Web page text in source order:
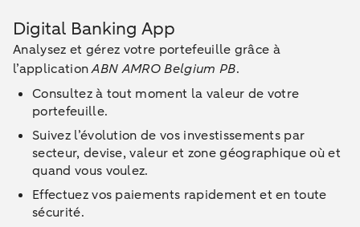
Digital Banking App
Analysez et gérez votre portefeuille grâce à
l’applicationABN AMRO Belgium PB.
Consultez à tout moment la valeur de votre
portefeuille.
Suivez l’évolution de vos investissements par
secteur, devise, valeur et zone géographique où et
quand vous voulez.
Effectuez vos paiements rapidement et en toute
sécurité.